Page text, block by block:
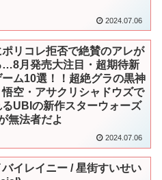
2024.07.06
ポリコレ拒否で絶賛のアレが
…8月発売大注目・超期待新
ーム10選！！超絶グラの黒神
悟空・アサクリシャドウズで
るUBIの新作スターウォーズ
無法者だよ
2024.07.06
イレイニー / 星街すいせい